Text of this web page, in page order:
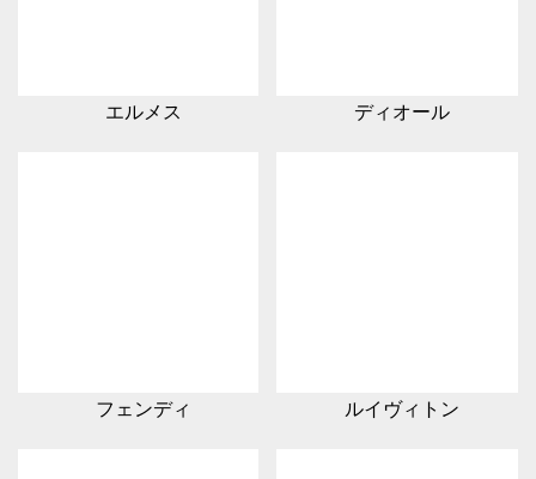
エルメス ディオール
フェンディ ルイヴィトン